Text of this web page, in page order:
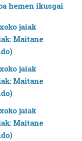
hemen ikusgai.